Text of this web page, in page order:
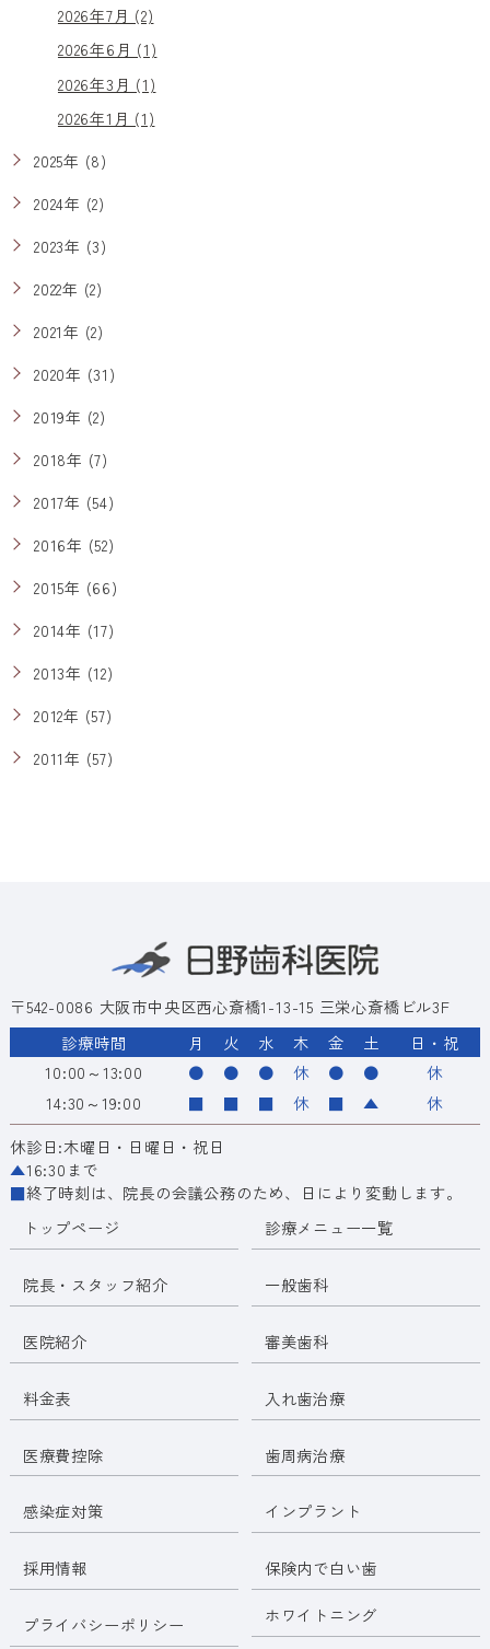
2026年7月 (2)
2026年6月 (1)
2026年3月 (1)
2026年1月 (1)
2025年 (8)
2024年 (2)
2023年 (3)
2022年 (2)
2021年 (2)
2020年 (31)
2019年 (2)
2018年 (7)
2017年 (54)
2016年 (52)
2015年 (66)
2014年 (17)
2013年 (12)
2012年 (57)
2011年 (57)
〒542-0086 大阪市中央区西心斎橋1-13-15 三栄心斎橋ビル3F
診療時間
月 火 水 木 金 土
日・祝
10:00～13:00
● ● ● 休 ● ●
休
14:30～19:00
■ ■ ■ 休 ■ ▲
休
休診日:木曜日・日曜日・祝日
▲16:30まで
■終了時刻は、院長の会議公務のため、日により変動します。
トップページ
院長・スタッフ紹介
医院紹介
料金表
医療費控除
感染症対策
採用情報
プライバシーポリシー
診療メニュー一覧
一般歯科
審美歯科
入れ歯治療
歯周病治療
インプラント
保険内で白い歯
ホワイトニング